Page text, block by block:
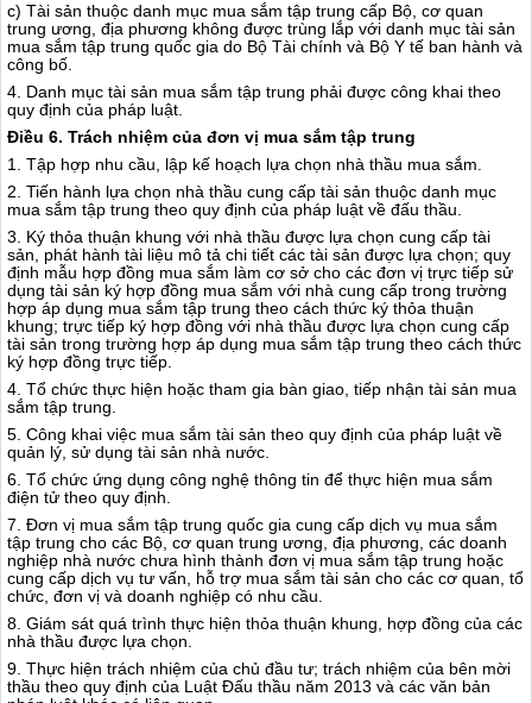
c) Tài sản thuộc danh mục mua sắm tập trung cấp Bộ, cơ quan
trung ương, địa phương không được trùng lắp với danh mục tài sản
mua sắm tập trung quốc gia do Bộ Tài chính và Bộ Y tế ban hành và
công bố
4. Danh mục tài sản mua sắm tập trung phải được công khai theo
quy định của pháp luật.
Điều 6. Trách nhiệm của đơn vị mua sắm tập trung
1. Tập hợp nhu cầu, lập kế hoạch lựa chọn nhà thầu mua sắm.
2. Tiến hành lựa chọn nhà thầu cung cấp tài sản thuộc danh mục
mua sắm tập trung theo quy định của pháp luật về đấu thầu.
3. Ký thỏa thuận khung với nhà thầu được lựa chọn cung cấp tài
sản, phát hành tài liệu mô tả chi tiết các tài sản được lựa chọn; quy
định mẫu hợp đồng mua sắm làm cơ sở cho các đơn vị trực tiếp sử
dụng tài sản ký hợp đồng mua sắm với nhà cung cấp trong trường
hợp áp dụng mua sắm tập trung theo cách thức ký thỏa thuận
khung; trực tiếp ký hợp đồng với nhà thầu được lựa chọn cung cấp
tài sản trong trường hợp áp dụng mua sắm tập trung theo cách thức
ký hợp đồng trực tiếp.
4. Tổ chức thực hiện hoặc tham gia bàn giao, tiếp nhận tài sản mua
sắm tập trung.
5. Công khai việc mua sắm tài sản theo quy định của pháp luật về
quản lý, sử dụng tài sản nhà nước.
6. Tổ chức ứng dụng công nghệ thông tin để thực hiện mua sắm
điện tử theo quy định.
7. Đơn vị mua sắm tập trung quốc gia cung cấp dịch vụ mua sắm
tập trung cho các Bộ, cơ quan trung ương, địa phương, các doanh
nghiệp nhà nước chưa hình thành đơn vị mua sắm tập trung hoặc
cung cấp dịch vụ tư vấn, hỗ trợ mua sắm tài sản cho các cơ quan, tổ
chức, đơn vị và doanh nghiệp có nhu cầu.
8. Giám sát quá trình thực hiện thỏa thuận khung, hợp đồng của các
nhà thầu được lựa chọn.
9. Thực hiện trách nhiệm của chủ đầu tư; trách nhiệm của bên mời
thầu theo quy định của Luật Đấu thầu năm 2013 và các văn bản